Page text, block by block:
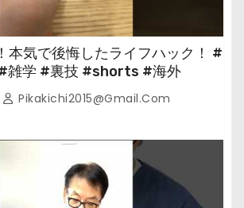
本気で後悔したライフハック！ #
雑学 #裏技 #shorts #海外
Pikakichi2015@gmail.com